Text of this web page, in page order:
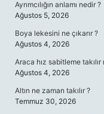
Ayrımcılığın anlamı nedir ?
Ağustos 5, 2026
Boya lekesini ne çıkarır ?
Ağustos 4, 2026
Araca hız sabitleme takılır
Ağustos 4, 2026
Altın ne zaman takılır ?
Temmuz 30, 2026